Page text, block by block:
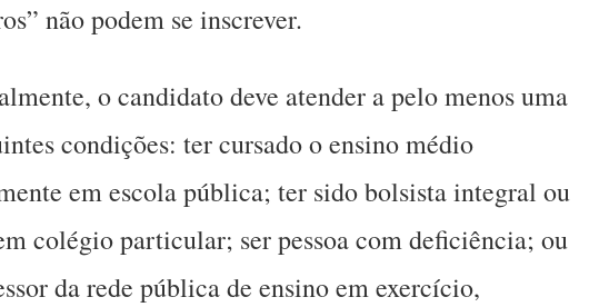
não podem se inscrever.
o candidato deve atender a pelo menos uma
condições: ter cursado o ensino médio
em escola pública; ter sido bolsista integral ou
colégio particular; ser pessoa com deficiência; ou
da rede pública de ensino em exercício,